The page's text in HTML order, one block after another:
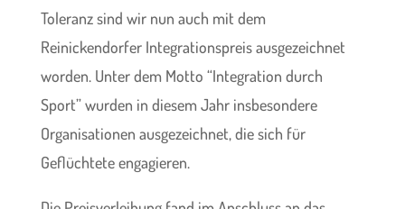
Toleranz sind wir nun auch mit dem
Reinickendorfer Integrationspreis ausgezeichnet
worden. Unter dem Motto “Integration durch
Sport” wurden in diesem Jahr insbesondere
Organisationen ausgezeichnet, die sich für
Geflüchtete engagieren.